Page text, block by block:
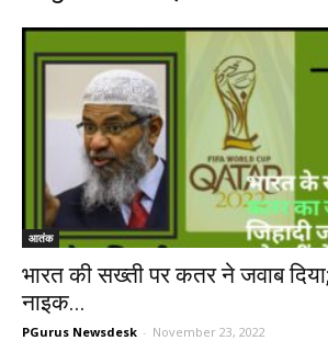
आतंक
भारत की सख्‍ती पर कतर ने जवाब
नाइक...
PGurus Newsdesk - November 23, 2022